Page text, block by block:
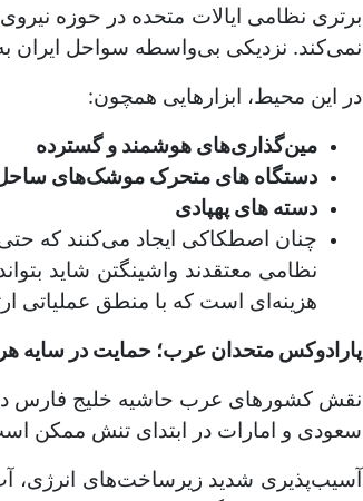
برتری نظامی ایالات متحده در حوزه
نمی‌کند. نزدیکی بی‌واسطه سواحل ایران
در این محیط، ابزارهایی همچون:
مین‌گذاری‌های هوشمند و گسترده
دستگاه های متحرک موشک‌های ساحل
دسته های پهپادی
چنان اصطکاکی ایجاد می‌کنند که
نظامی معتقدند واشینگتن شاید
هزینه‌ای است که با منطق عملیاتی
پارادوکس متحدان عرب؛ حمایت در سایه
نقش کشورهای عرب حاشیه خلیج فارس در
سعودی و امارات در ابتدای تنش ممکن است
آسیب‌پذیری شدید زیرساخت‌های انرژی،